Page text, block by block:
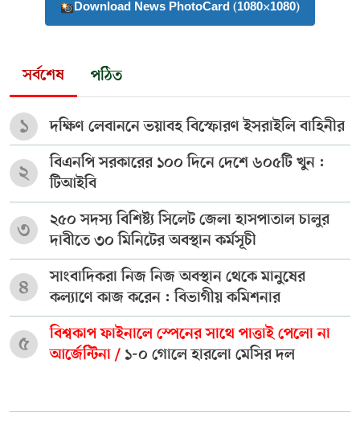
Download News PhotoCard (1080×1080)
সর্বশেষ পঠিত
১ দক্ষিণ লেবাননে ভয়াবহ বিস্ফোরণ ইসরাইলি বাহিনীর
২
বিএনপি সরকারের ১০০ দিনে দেশে ৬০৫টি খুন :
টিআইবি
৩
২৫০ সদস্য বিশিষ্ট্য সিলেট জেলা হাসপাতাল চালুর
দাবীতে ৩০ মিনিটের অবস্থান কর্মসূচী
৪
সাংবাদিকরা নিজ নিজ অবস্থান থেকে মানুষের
কল্যাণে কাজ করেন : বিভাগীয় কমিশনার
৫
বিশ্বকাপ ফাইনালে স্পেনের সাথে পাত্তাই পেলো না
আর্জেন্টিনা / ১-০ গোলে হারলো মেসির দল